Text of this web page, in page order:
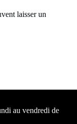
laisser un
au vendredi de